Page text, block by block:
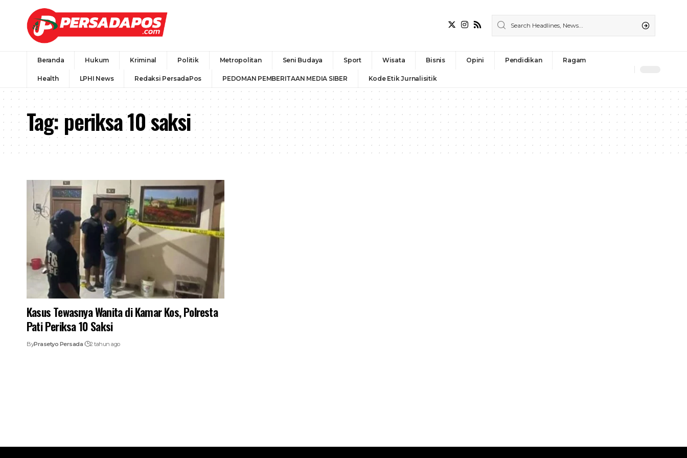
Beranda Hukum Kriminal Politik Metropolitan Seni Budaya Sport Wisata Bisnis Opini Pendidikan Ragam
Health LPHI News Redaksi PersadaPos PEDOMAN PEMBERITAAN MEDIA SIBER Kode Etik Jurnalisitik
Tag:periksa 10 saksi
Kasus Tewasnya Wanita di Kamar Kos, Polresta
Pati Periksa 10 Saksi
ByPrasetyo Persada 2 tahun ago